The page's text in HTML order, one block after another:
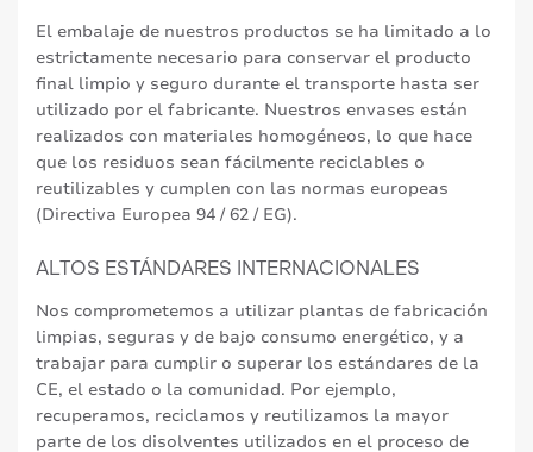
El embalaje de nuestros productos se ha limitado a lo
estrictamente necesario para conservar el producto
final limpio y seguro durante el transporte hasta ser
utilizado por el fabricante. Nuestros envases están
realizados con materiales homogéneos, lo que hace
que los residuos sean fácilmente reciclables o
reutilizables y cumplen con las normas europeas
(Directiva Europea 94 / 62 / EG).
ALTOS ESTÁNDARES INTERNACIONALES
Nos comprometemos a utilizar plantas de fabricación
limpias, seguras y de bajo consumo energético, y a
trabajar para cumplir o superar los estándares de la
CE, el estado o la comunidad. Por ejemplo,
recuperamos, reciclamos y reutilizamos la mayor
parte de los disolventes utilizados en el proceso de